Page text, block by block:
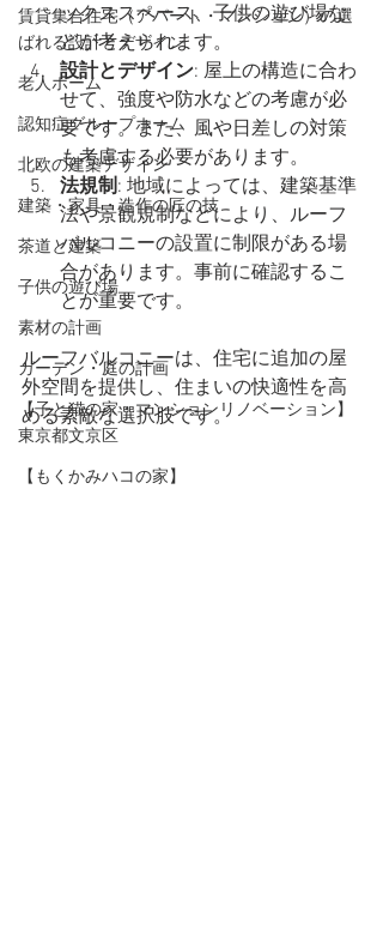
賃貸集合住宅（アパート・マンション）の選
ばれる設計とデザイン
老人ホーム
認知症グループホーム
北欧の建築デザイン
建築・家具・造作の匠の技
茶道と建築
子供の遊び場
素材の計画
ガーデン・庭の計画
【子と猫の家・マンションリノベーション】
東京都文京区
【もくかみハコの家】
ックススペース、子供の遊び場な
どが考えられます。
設計とデザイン: 屋上の構造に合わ
せて、強度や防水などの考慮が必
要です。また、風や日差しの対策
も考慮する必要があります。
法規制: 地域によっては、建築基準
法や景観規制などにより、ルーフ
バルコニーの設置に制限がある場
合があります。事前に確認するこ
とが重要です。
ルーフバルコニーは、住宅に追加の屋
外空間を提供し、住まいの快適性を高
める素敵な選択肢です。